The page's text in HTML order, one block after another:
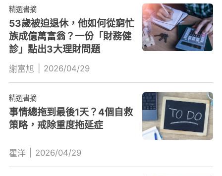
精選書摘
53歲被迫退休，他如何從窮忙
族成億萬富翁？一份「財務健
診」點出3大理財問題
謝富旭 2026/04/29
精選書摘
事情總拖到最後1天？4個自救
策略，戒除重度拖延症
瞿洋 2026/04/29